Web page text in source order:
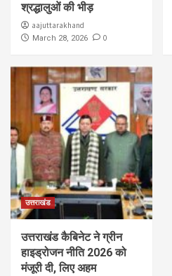
श्रद्धालुओं की भीड़
aajuttarakhand
March 28, 2026 0
उत्तराखंड
उत्तराखंड कैबिनेट ने ग्रीन
हाइड्रोजन नीति 2026 को
मंजूरी दी, लिए अहम